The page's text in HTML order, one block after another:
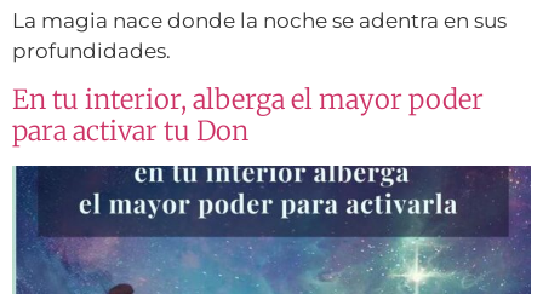
La magia nace donde la noche se adentra en sus
profundidades.
En tu interior, alberga el mayor poder
para activar tu Don